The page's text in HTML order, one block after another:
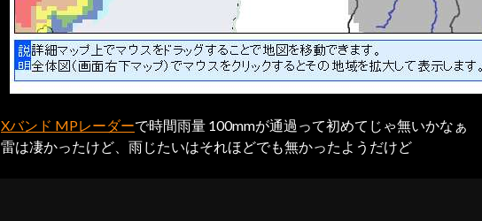
Xバンド MPレーダーで時間雨量 100mmが通過って初めてじゃ無いかなぁ
雷は凄かったけど、雨じたいはそれほどでも無かったようだけど